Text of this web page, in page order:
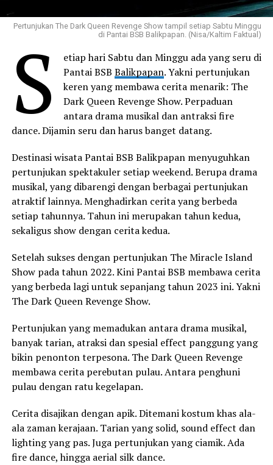
Pertunjukan The Dark Queen Revenge Show tampil setiap Sabtu Minggu
di Pantai BSB Balikpapan. (Nisa/Kaltim Faktual)
S
etiap hari Sabtu dan Minggu ada yang seru di
Pantai BSBBalikpapan. Yakni pertunjukan
keren yang membawa cerita menarik: The
Dark Queen Revenge Show. Perpaduan
antara drama musikal dan antraksi fire
dance. Dijamin seru dan harus banget datang.
Destinasi wisata Pantai BSB Balikpapan menyuguhkan
pertunjukan spektakuler setiap weekend. Berupa drama
musikal, yang dibarengi dengan berbagai pertunjukan
atraktif lainnya. Menghadirkan cerita yang berbeda
setiap tahunnya. Tahun ini merupakan tahun kedua,
sekaligus show dengan cerita kedua.
Setelah sukses dengan pertunjukan The Miracle Island
Show pada tahun 2022. Kini Pantai BSB membawa cerita
yang berbeda lagi untuk sepanjang tahun 2023 ini. Yakni
The Dark Queen Revenge Show.
Pertunjukan yang memadukan antara drama musikal,
banyak tarian, atraksi dan spesial effect panggung yang
bikin penonton terpesona. The Dark Queen Revenge
membawa cerita perebutan pulau. Antara penghuni
pulau dengan ratu kegelapan.
Cerita disajikan dengan apik. Ditemani kostum khas ala-
ala zaman kerajaan. Tarian yang solid, sound effect dan
lighting yang pas. Juga pertunjukan yang ciamik. Ada
fire dance, hingga aerial silk dance.